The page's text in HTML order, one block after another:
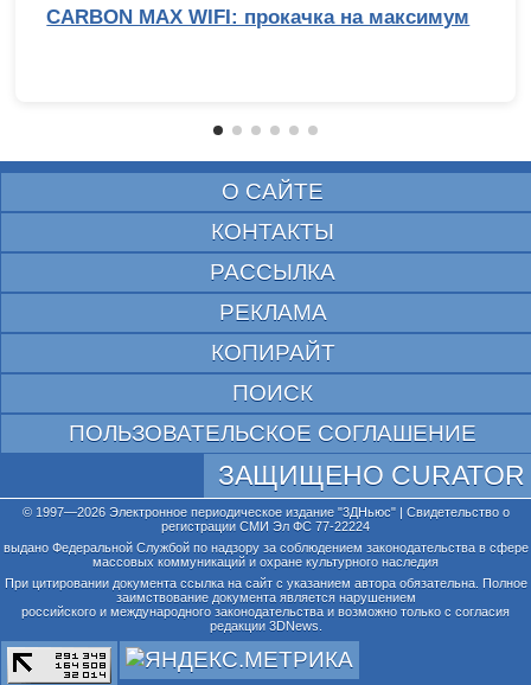
CARBON MAX WIFI: прокачка на максимум
О САЙТЕ
КОНТАКТЫ
РАССЫЛКА
РЕКЛАМА
КОПИРАЙТ
ПОИСК
ПОЛЬЗОВАТЕЛЬСКОЕ СОГЛАШЕНИЕ
ЗАЩИЩЕНО CURATOR
© 1997—2026 Электронное периодическое издание "3ДНьюс" | Свидетельство о
регистрации СМИ Эл ФС 77-22224
выдано Федеральной Службой по надзору за соблюдением законодательства в сфере
массовых коммуникаций и охране культурного наследия
При цитировании документа ссылка на сайт с указанием автора обязательна. Полное
заимствование документа является нарушением
российского и международного законодательства и возможно только с согласия
редакции 3DNews.